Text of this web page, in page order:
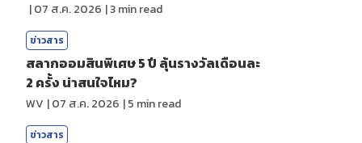
|07 ส.ค. 2026 |3min read
ข่าวสาร
สลากออมสินพิเศษ 5 ปี ลุ้นรางวัลเดือนละ
2 ครั้ง น่าสนใจไหม?
WV |07 ส.ค. 2026 |5 min read
ข่าวสาร